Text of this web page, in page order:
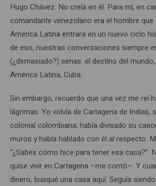
Hugo Chávez. No creía en él. Para mí, en
comandante venezolano era el hombre que
América Latina entrara en un nuevo ciclo
de eso, nuestras conversaciones siempre
(¿demasiado?) serias: el destino del
América Latina, Cuba…
Sin embargo, recuerdo que una vez me reí
lágrimas. Yo volvía de Cartagena de Indias,
colonial colombiana; había divisado su
muros y había hablado con él al respecto.
“¿Sabes cómo hice para tener esa casa?”.
quise vivir en Cartagena –me contó–. Y
dinero, busqué una casa aquí. Seguía